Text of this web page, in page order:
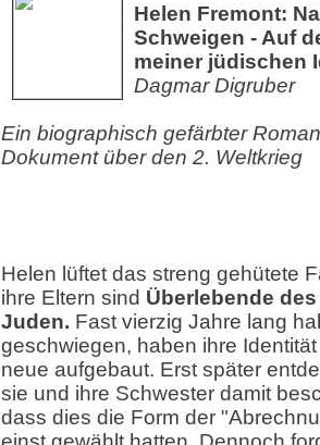
Helen Fremont:
Schweigen - Auf
meiner jüdischen
Dagmar Digruber
Ein biographisch gefärbter
Dokument über den 2. Weltkrieg
Helen lüftet das streng gehütete
ihre Eltern sind Überlebende
Juden. Fast vierzig Jahre lang
geschwiegen, haben ihre
neue aufgebaut. Erst später
sie und ihre Schwester damit
dass dies die Form der